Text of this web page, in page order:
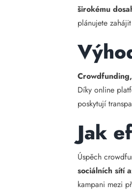
širokému
plánujete
Díky online
poskytují
Jak
Úspěch
sociálních sítí
kampani mezi